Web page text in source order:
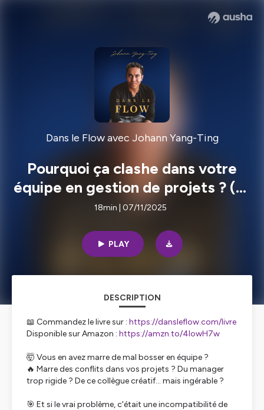
Dans le Flow avec Johann Yang-Ting
Pourquoi ça clashe dans votre
équipe en gestion de projets ? (et
comment l’éviter)
18min | 07/11/2025
PLAY
DESCRIPTION
📖 Commandez le livre sur : https://dansleflow.com/livre
Disponible sur Amazon : https://amzn.to/4lowH7w
🤯 Vous en avez marre de mal bosser en équipe ?
🔥 Marre des conflits dans vos projets ? Du manager
trop rigide ? De ce collègue créatif… mais ingérable ?
🎯 Et si le vrai problème, c'était une incompatibilité de